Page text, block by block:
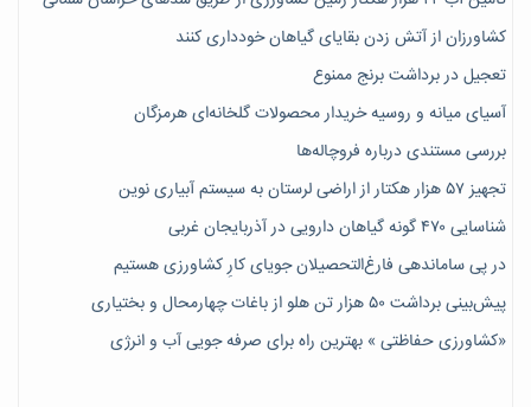
کشاورزان از آتش زدن بقایای گیاهان خودداری کنند
تعجیل در برداشت برنج ممنوع
آسیای میانه و روسیه خریدار محصولات گلخانه‌ای هرمزگان
بررسی مستندی درباره فروچاله‌ها
تجهیز ۵۷ هزار هکتار از اراضی لرستان به سیستم آبیاری نوین
شناسایی ۴۷٠ گونه گیاهان دارویی در آذربایجان غربی
در پی ساماندهی فارغ‌التحصیلان جویای کارِ کشاورزی هستیم
پیش‎‌بینی برداشت ۵۰ هزار تن هلو از باغات چهارمحال و بختیاری
«کشاورزی حفاظتی » بهترین راه برای صرفه جویی آب و انرژی